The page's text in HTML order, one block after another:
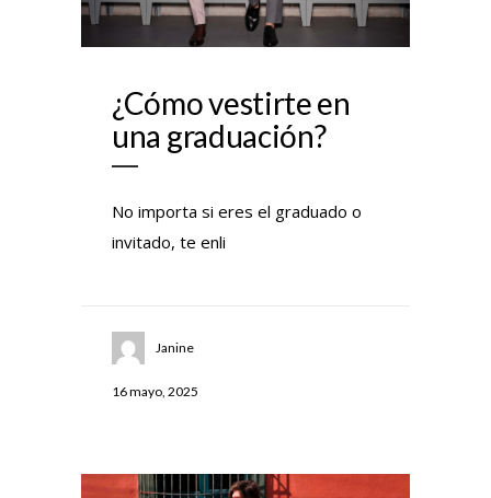
¿Cómo vestirte en
una graduación?
No importa si eres el graduado o
invitado, te enli
Janine
16 mayo, 2025